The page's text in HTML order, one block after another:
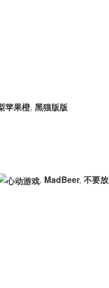
苹果橙, 黑猫版版
, MadBeer, 不要